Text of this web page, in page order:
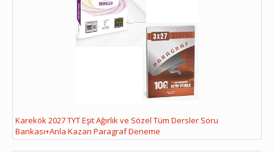
Karekök 2027 TYT Eşit Ağırlık ve Sözel Tüm Dersler Soru
Bankası+Anla Kazan Paragraf Deneme